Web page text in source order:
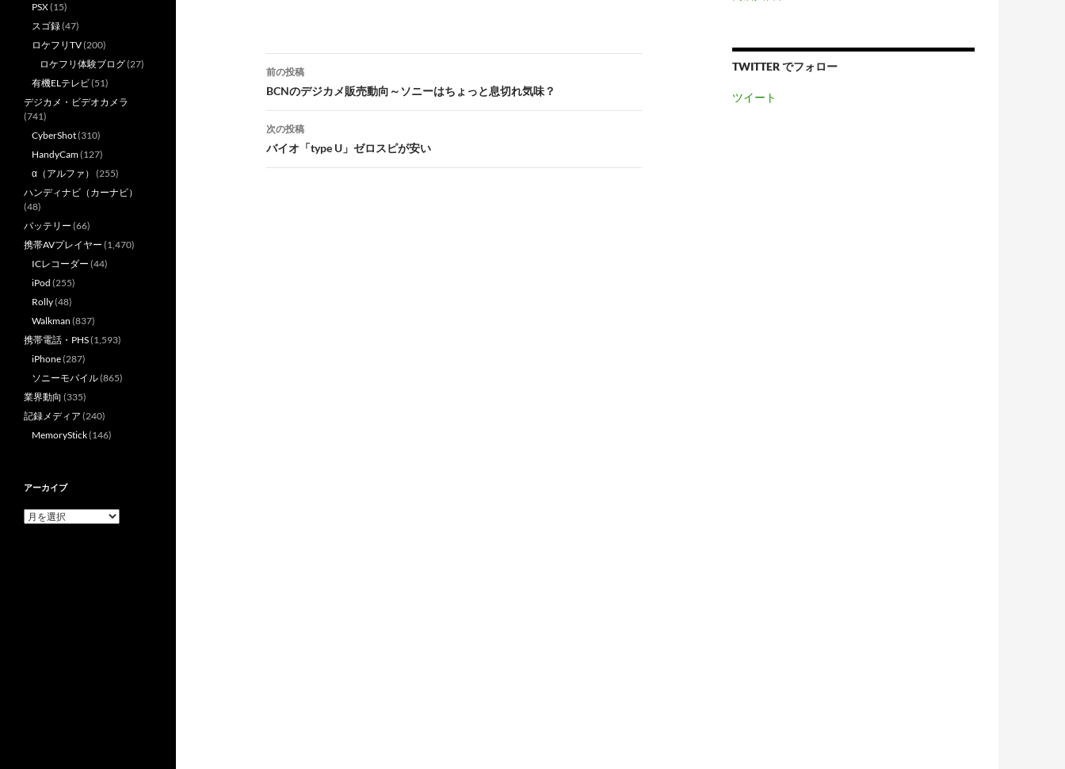
投
稿
ナ
ビ
ゲ
前の投稿
BCNのデジカメ販売動向～ソニーはちょっと息切れ気味？
次の投稿
バイオ「type U」ゼロスピが安い
TWITTER でフォロー
ツイート
PSX(15)
スゴ録(47)
ロケフリTV(200)
ロケフリ体験ブログ(27)
有機ELテレビ(51)
デジカメ・ビデオカメラ
(741)
CyberShot(310)
HandyCam(127)
α（アルファ） (255)
ハンディナビ（カーナビ）
(48)
バッテリー (66)
携帯AVプレイヤー (1,470)
ICレコーダー (44)
iPod (255)
Rolly(48)
Walkman (837)
携帯電話・PHS(1,593)
iPhone(287)
ソニーモバイル(865)
業界動向 (335)
記録メディア (240)
MemoryStick(146)
アーカイブ
ア